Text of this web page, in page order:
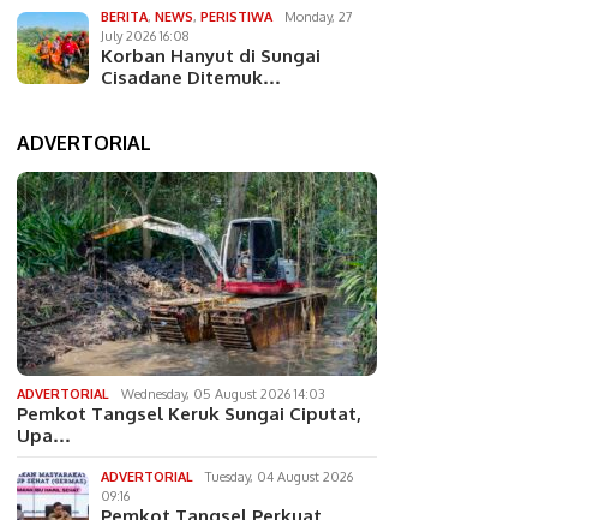
BERITA,NEWS,PERISTIWA
Monday, 27
July 2026 16:08
Korban Hanyut di Sungai
Cisadane Ditemuk…
ADVERTORIAL
ADVERTORIAL Wednesday, 05 August 2026 14:03
Pemkot Tangsel Keruk Sungai Ciputat,
Upa…
ADVERTORIAL
Tuesday, 04 August 2026
09:16
Pemkot Tangsel Perkuat